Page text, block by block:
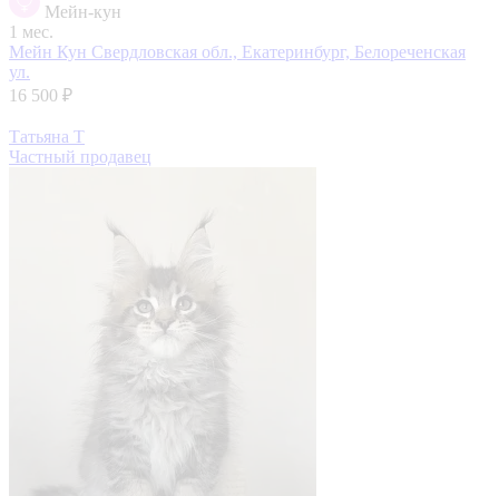
Мейн-кун
1 мес.
Мейн Кун Свердловская обл., Екатеринбург, Белореченская
ул.
16 500 ₽
Татьяна Т
Частный продавец